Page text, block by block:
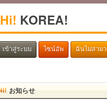
Hi! KOREA!
เข้าสู่ระบบ ไซน์อัพ ฉันไม่สาม
お知らせ